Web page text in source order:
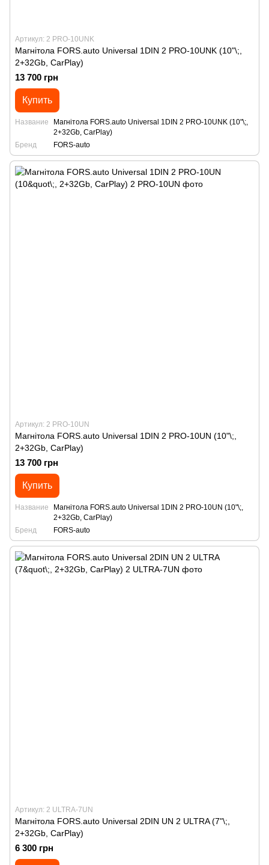
Артикул: 2 PRO-10UNK
Магнітола FORS.auto Universal 1DIN 2 PRO-10UNK (10"\;,
2+32Gb, CarPlay)
13 700 грн
Купить
Название
Магнітола FORS.auto Universal 1DIN 2 PRO-10UNK (10"\;,
2+32Gb, CarPlay)
Бренд
FORS-auto
Артикул: 2 PRO-10UN
Магнітола FORS.auto Universal 1DIN 2 PRO-10UN (10"\;,
2+32Gb, CarPlay)
13 700 грн
Купить
Название
Магнітола FORS.auto Universal 1DIN 2 PRO-10UN (10"\;,
2+32Gb, CarPlay)
Бренд
FORS-auto
Артикул: 2 ULTRA-7UN
Магнітола FORS.auto Universal 2DIN UN 2 ULTRA (7"\;,
2+32Gb, CarPlay)
6 300 грн